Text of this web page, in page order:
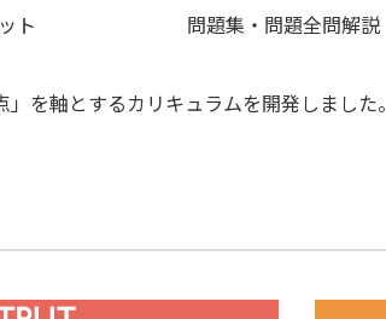
ト
問題集・問題全問解説
を軸とするカリキュラムを開発しました。